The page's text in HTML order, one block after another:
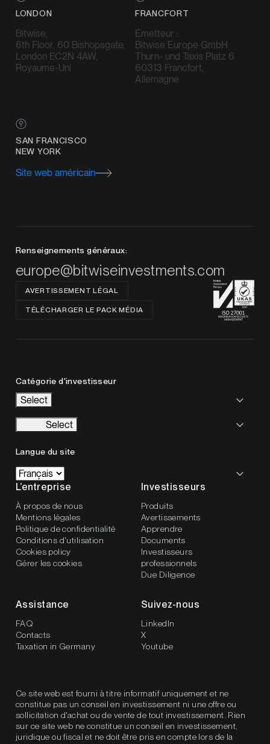
LONDON
Bitwise,
6th Floor, 60 Bishopsgate,
London EC2N 4AW,
Royaume-Uni
FRANCFORT
Émetteur :
Bitwise Europe GmbH
Thurn- und Taxis Platz 6
60313 Francfort,
Allemagne
SAN FRANCISCO
NEW YORK
Site web américain
Renseignements généraux:
europe@bitwiseinvestments.com
AVERTISSEMENT LÉGAL
TÉLÉCHARGER LE PACK MÉDIA
Catégorie d'investisseur
Select
Select
Langue du site
L’entreprise
À propos de nous
Mentions légales
Politique de confidentialité
Conditions d'utilisation
Cookies policy
Gérer les cookies
Investisseurs
Produits
Avertissements
Apprendre
Documents
Investisseurs
professionnels
Due Diligence
Assistance
FAQ
Contacts
Taxation in Germany
Suivez-nous
LinkedIn
X
Youtube
Ce site web est fourni à titre informatif uniquement et ne
constitue pas un conseil en investissement ni une offre ou
sollicitation d'achat ou de vente de tout investissement. Rien
sur ce site web ne constitue un conseil en investissement,
juridique ou fiscal et ne doit être pris en compte lors de la